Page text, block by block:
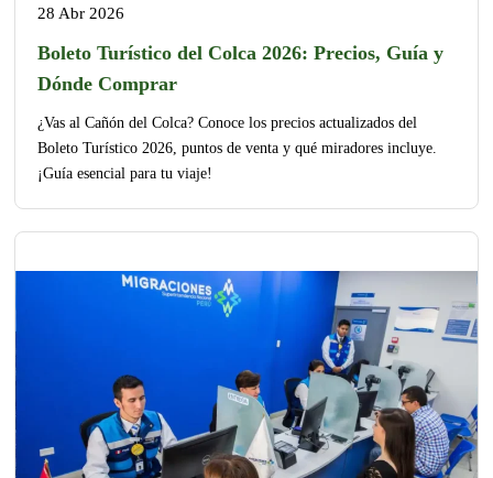
28 Abr 2026
Boleto Turístico del Colca 2026: Precios, Guía y
Dónde Comprar
¿Vas al Cañón del Colca? Conoce los precios actualizados del
Boleto Turístico 2026, puntos de venta y qué miradores incluye.
¡Guía esencial para tu viaje!